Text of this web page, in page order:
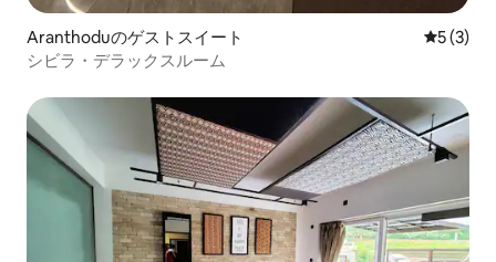
Aranthoduのゲストスイート レビュー
5 (3)
シビラ・デラックスルーム